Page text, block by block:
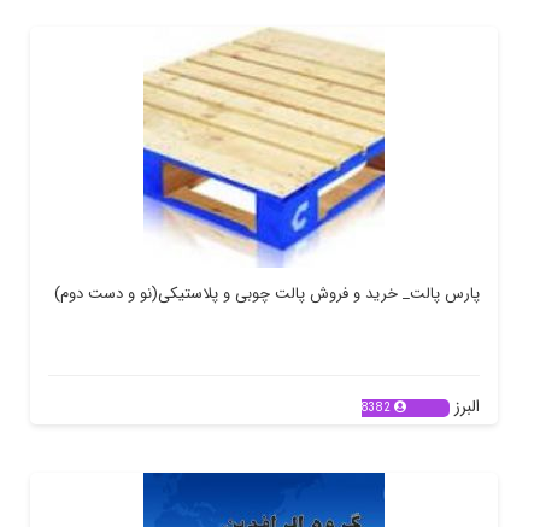
پارس پالت_ خرید و فروش پالت چوبی و پلاستیکی(نو و دست دوم)
البرز 8382